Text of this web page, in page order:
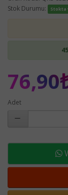
Stok Durumu:
Stokta
Adet